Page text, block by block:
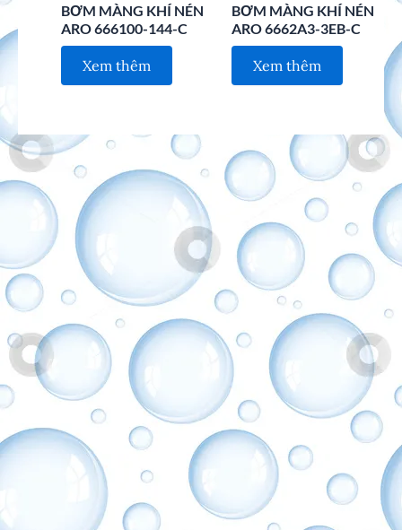
BƠM MÀNG KHÍ NÉN
ARO 666100-144-C
Xem thêm
BƠM MÀNG KHÍ NÉN
ARO 6662A3-3EB-C
Xem thêm